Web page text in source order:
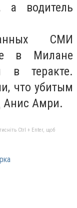
а водитель
СМИ
в Милане
в теракте.
что убитым
Анис Амри.
Ctrl + Enter, щоб